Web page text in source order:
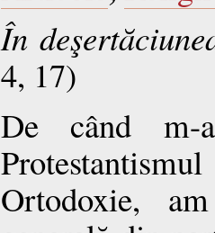
În
4, 17)
De când m-
Ortodoxie,